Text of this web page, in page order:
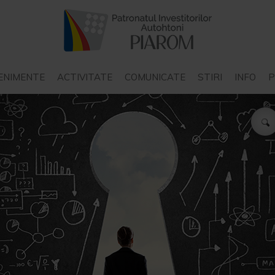
ACTIVITATE COMUNICATE
COMUNICATE PIAROM
COMUNICATE ALE ALTOR
ORGANIZATII
COMUNICATE ALE
INSTITUTIILOR DE STAT
STIRI
STIRI
STIRI
INFO